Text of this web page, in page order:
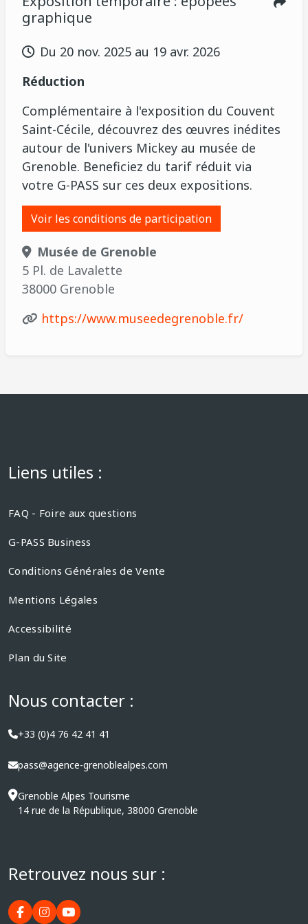
graphique
Du 20 nov. 2025 au 19 avr. 2026
Réduction
Complémentaire à l'exposition du Couvent
Saint-Cécile, découvrez des œuvres inédites
autour de l'univers Mickey au musée de
Grenoble. Beneficiez du tarif réduit via
votre G-PASS sur ces deux expositions.
Voir les conditions de participation
Musée de Grenoble
5 Pl. de Lavalette
38000 Grenoble
https://www.museedegrenoble.fr/
Liens utiles :
FAQ - Foire aux questions
G-PASS Business
Conditions Générales de Vente
Mentions Légales
Accessibilité
Plan du Site
Nous contacter :
+33 (0)4 76 42 41 41
pass@agence-grenoblealpes.com
Grenoble Alpes Tourisme
14 rue de la République, 38000 Grenoble
Retrouvez nous sur :